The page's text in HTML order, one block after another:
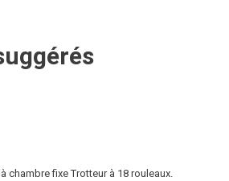
chambre fixe Trotteur à 18 rouleaux.